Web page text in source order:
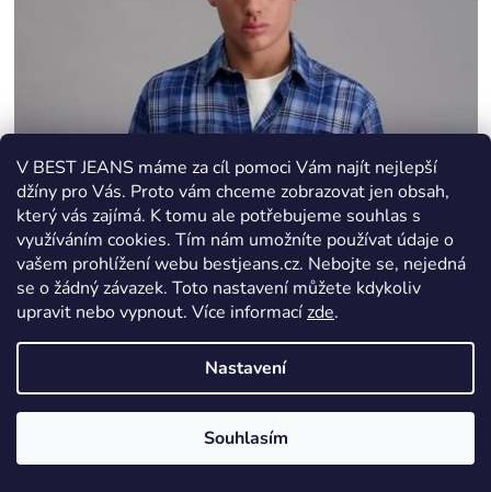
V BEST JEANS máme za cíl pomoci Vám najít nejlepší
džíny pro Vás. Proto vám chceme zobrazovat jen obsah,
který vás zajímá. K tomu ale potřebujeme souhlas s
využíváním cookies. Tím nám umožníte používat údaje o
vašem prohlížení webu bestjeans.cz. Nebojte se, nejedná
se o žádný závazek. Toto nastavení můžete kdykoliv
upravit nebo vypnout. Více informacízde.
Nastavení
Souhlasím